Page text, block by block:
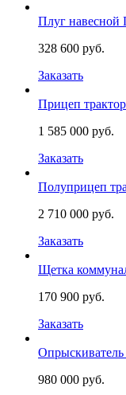
Плуг
328 600 руб.
Заказать
Прицеп
1 585 000 руб.
Заказать
Полуприцеп
2 710 000 руб.
Заказать
Щетка
170 900 руб.
Заказать
980 000 руб.